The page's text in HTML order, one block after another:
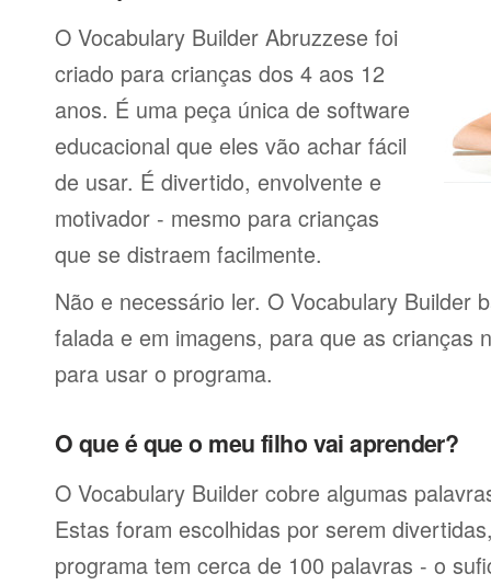
O Vocabulary Builder Abruzzese foi
criado para crianças dos 4 aos 12
anos. É uma peça única de software
educacional que eles vão achar fácil
de usar. É divertido, envolvente e
motivador - mesmo para crianças
que se distraem facilmente.
Não e necessário ler. O Vocabulary Builder
falada e em imagens, para que as crianças
para usar o programa.
O que é que o meu filho vai aprender?
O Vocabulary Builder cobre algumas
Estas foram escolhidas por serem
programa tem cerca de 100 palavras - o